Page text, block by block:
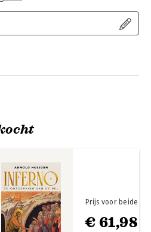
€ 61,98
Prijs voor beide